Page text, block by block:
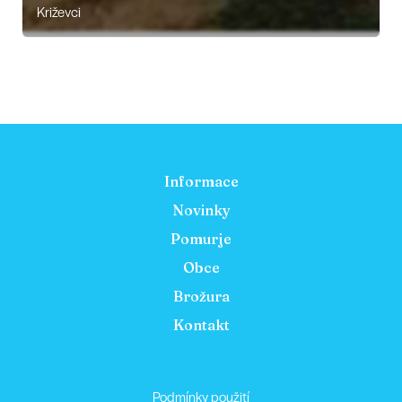
Križevci
Informace
Novinky
Pomurje
Obce
Brožura
Kontakt
Podmínky použití